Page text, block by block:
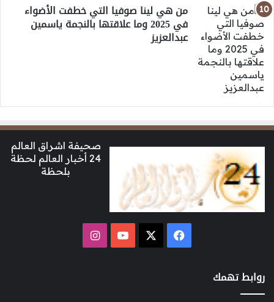
من هي لينا صوفيا التي خطفت الأضواء
في 2025 وما علاقتها بالنجمة ياسمين
عبدالعزيز
صحيفة اشراق العالم
24 أخبار العالم لحظة
بلحظة
فيسبوك ‫YouTubeانستقرام
روابط تهمك